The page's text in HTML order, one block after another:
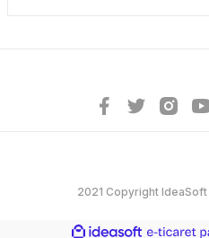
2021 Copyright IdeaSoft
ideasoft